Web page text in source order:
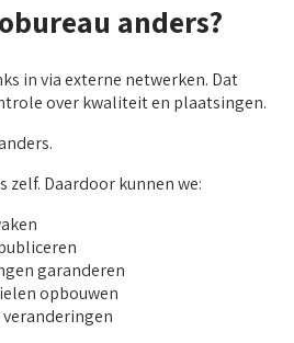
anders?
in via externe netwerken. Dat
over kwaliteit en plaatsingen.
zelf. Daardoor kunnen we:
garanderen
opbouwen